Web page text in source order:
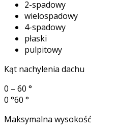
2-spadowy
wielospadowy
4-spadowy
płaski
pulpitowy
Kąt nachylenia dachu
0 – 60 °
0 °60 °
Maksymalna wysokość